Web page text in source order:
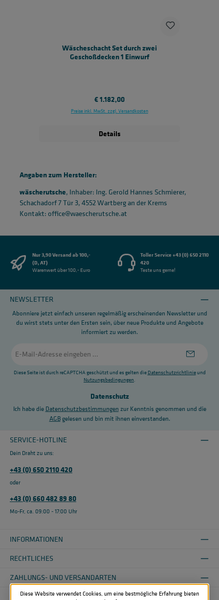
Wäscheschacht Set durch zwei
Geschoßdecken 1 Einwurf
Regulärer Preis:
€ 1.182,00
Preise inkl. MwSt. zzgl. Versandkosten
Details
Angaben zum Hersteller:
wäscherutsche, Inhaber: Ing. Gerold Hannes Schmierer,
Schachadorf 7 Tür 3, 4552 Wartberg an der Krems
Kontakt: office@waescherutsche.at
Nur 3,90 Versand ab 100,-
(D, AT)
Warenwert über 100,- Euro
Toller Service +43 (0) 650 2110
420
Teste uns gerne!
NEWSLETTER
Abonniere jetzt einfach unseren regelmäßig erscheinenden Newsletter und
du wirst stets unter den Ersten sein, über neue Produkte und Angebote
informiert zu werden.
Mail-
*Diese Seite ist durch reCAPTCHA geschützt und es gelten die Datenschutzrichtlinieund
Nutzungsbedingungen.
Datenschutz
Ich habe die Datenschutzbestimmungen
zur Kenntnis genommen und die
AGBgelesen und bin mit ihnen einverstanden.
SERVICE-HOTLINE
Dein Draht zu uns:
+43 (0) 650 2110 420
oder
+43 (0) 660 482 89 80
Mo-Fr, ca. 09:00 - 17:00 Uhr
INFORMATIONEN
RECHTLICHES
ZAHLUNGS- UND VERSANDARTEN
ÜBER UNS
Diese Website verwendet Cookies, um eine bestmögliche Erfahrung bieten